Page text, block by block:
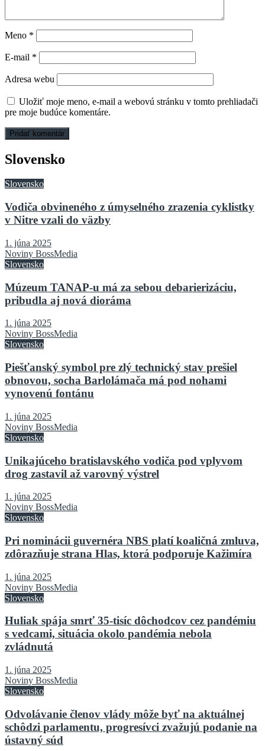
Meno *
E-mail *
Adresa webu
Uložiť moje meno, e-mail a webovú stránku v tomto prehliadači
pre moje budúce komentáre.
Slovensko
Slovensko
Vodiča obvineného z úmyselného zrazenia cyklistky
v Nitre vzali do väzby
1. júna 2025
Noviny BossMedia
Slovensko
Múzeum TANAP-u má za sebou debarierizáciu,
pribudla aj nová dioráma
1. júna 2025
Noviny BossMedia
Slovensko
Piešťanský symbol pre zlý technický stav prešiel
obnovou, socha Barlolámača má pod nohami
vynovenú fontánu
1. júna 2025
Noviny BossMedia
Slovensko
Unikajúceho bratislavského vodiča pod vplyvom
drog zastavil až varovný výstrel
1. júna 2025
Noviny BossMedia
Slovensko
Pri nominácii guvernéra NBS platí koaličná zmluva,
zdôrazňuje strana Hlas, ktorá podporuje Kažimíra
1. júna 2025
Noviny BossMedia
Slovensko
Huliak spája smrť 35-tisíc dôchodcov cez pandémiu
s vedcami, situácia okolo pandémia nebola
zvládnutá
1. júna 2025
Noviny BossMedia
Slovensko
Odvolávanie členov vlády môže byť na aktuálnej
schôdzi parlamentu, progresívci zvažujú podanie na
ústavný súd